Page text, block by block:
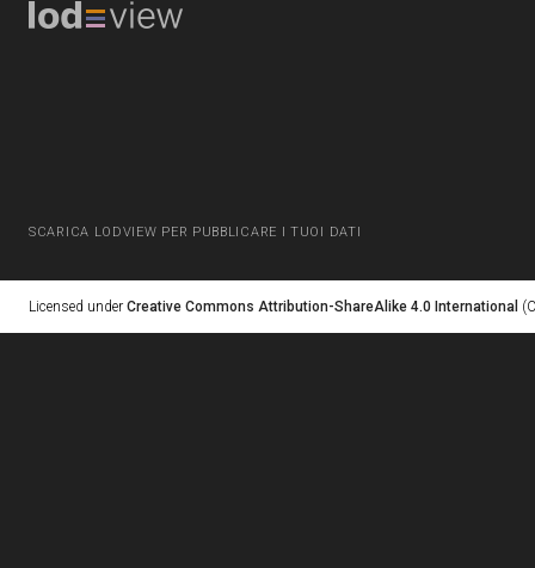
SCARICA LODVIEW PER PUBBLICARE I TUOI DATI
Licensed under Creative Commons Attribution-ShareAlike 4.0 International